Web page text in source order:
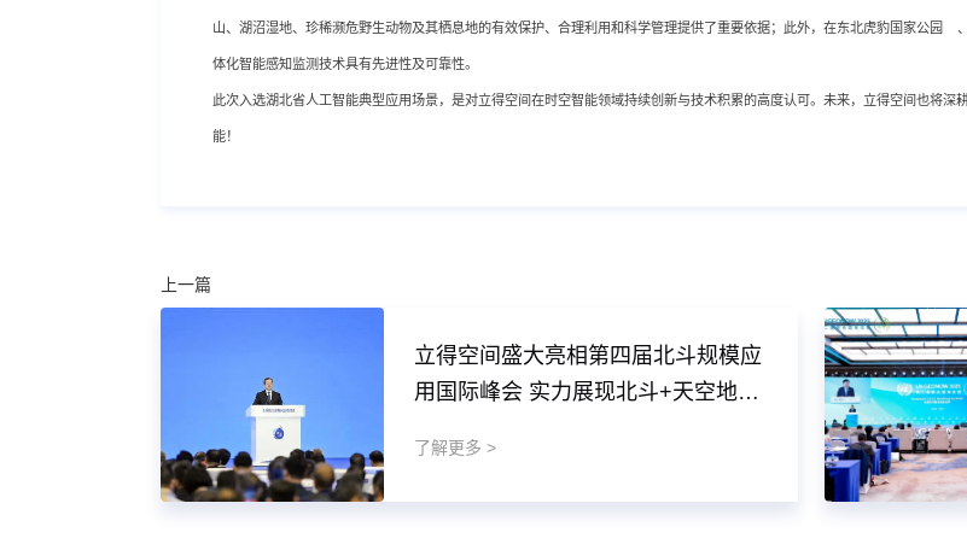
山、湖沼湿地、珍稀濒危野生动物及其栖息地的有效保护、合理利用和科学管理提供了重要依据；此外，在东北虎豹国家公园
体化智能感知监测技术具有先进性及可靠性。
此次入选湖北省人工智能典型应用场景，是对立得空间在时空智能领域持续创新与技术积累的高度认可。未来，立得空间也将
能！
上一篇
立得空间盛大亮相第四届北斗规模应
用国际峰会 实力展现北斗+天空地一
了解更多 >